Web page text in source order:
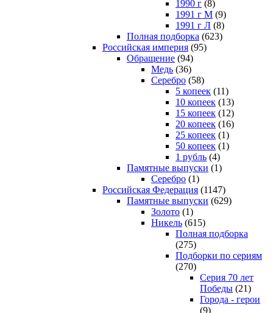
1990 г (8)
1991 г М (9)
1991 г Л (8)
Полная подборка (623)
Российская империя (95)
Обращение (94)
Медь (36)
Серебро (58)
5 копеек (11)
10 копеек (13)
15 копеек (12)
20 копеек (16)
25 копеек (1)
50 копеек (1)
1 рубль (4)
Памятные выпуски (1)
Серебро (1)
Российская Федерация (1147)
Памятные выпуски (629)
Золото (1)
Никель (615)
Полная подборка
(275)
Подборки по сериям
(270)
Серия 70 лет
Победы (21)
Города - герои
(9)